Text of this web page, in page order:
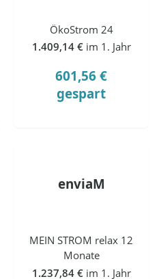
ÖkoStrom 24
1.409,14 € im 1. Jahr
601,56 €
gespart
enviaM
MEIN STROM relax 12
Monate
1.237,84 € im 1. Jahr